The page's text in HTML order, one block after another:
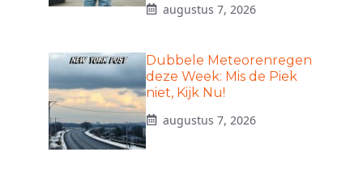
augustus 7, 2026
Dubbele Meteorenregen
deze Week: Mis de Piek
niet, Kijk Nu!
augustus 7, 2026